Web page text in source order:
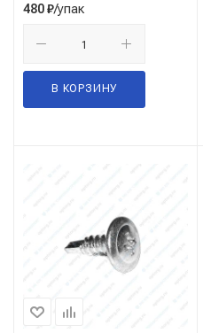
480₽/упак
В КОРЗИНУ